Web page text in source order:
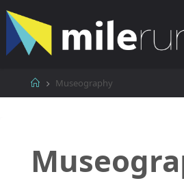
コ
ン
ホ
ー
Museography